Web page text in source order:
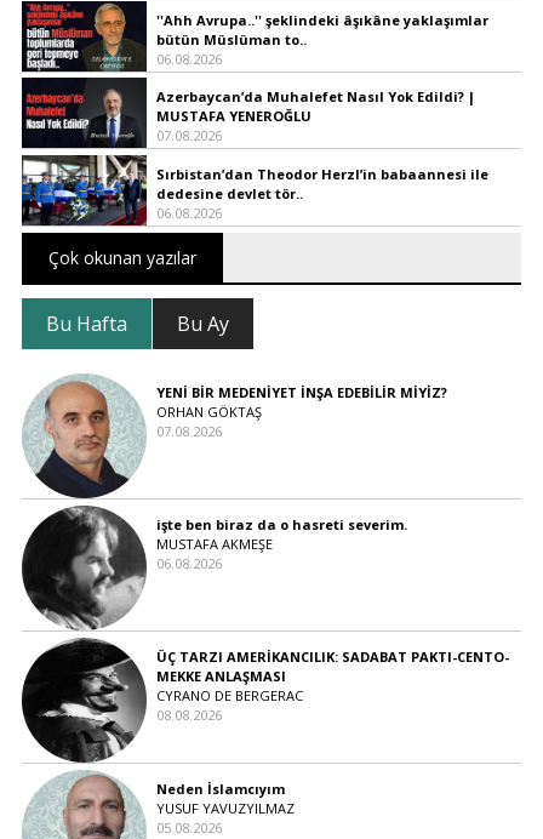
''Ahh Avrupa..'' şeklindeki âşıkâne yaklaşımlar
bütün Müslüman to..
06.08.2026
Azerbaycan’da Muhalefet Nasıl Yok Edildi? |
MUSTAFA YENEROĞLU
07.08.2026
Sırbistan’dan Theodor Herzl’in babaannesi ile
dedesine devlet tör..
06.08.2026
Çok okunan yazılar
Bu Hafta Bu Ay
YENİ BİR MEDENİYET İNŞA EDEBİLİR MİYİZ?
ORHAN GÖKTAŞ
07.08.2026
işte ben biraz da o hasreti severim.
MUSTAFA AKMEŞE
06.08.2026
ÜÇ TARZI AMERİKANCILIK: SADABAT PAKTI-CENTO-
MEKKE ANLAŞMASI
CYRANO DE BERGERAC
08.08.2026
Neden İslamcıyım
YUSUF YAVUZYILMAZ
05.08.2026